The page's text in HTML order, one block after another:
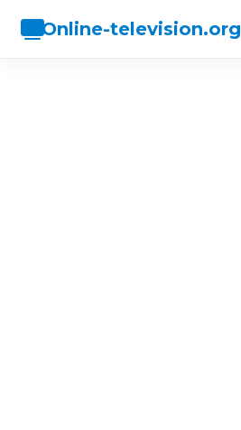
Online-television.org